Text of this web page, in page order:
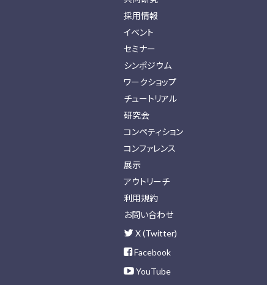
採用情報
イベント
セミナー
シンポジウム
ワークショップ
チュートリアル
研究会
コンペティション
コンファレンス
展示
アウトリーチ
利用規約
お問い合わせ
X (Twitter)
Facebook
YouTube